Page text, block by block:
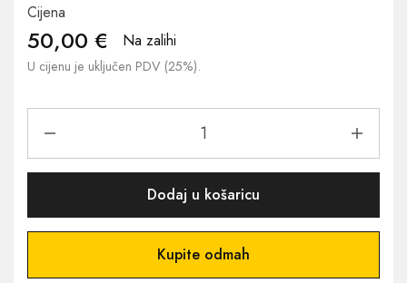
Cijena
50,00 € Na zalihi
U cijenu je uključen PDV (25%).
Dodaj u košaricu
Kupite odmah